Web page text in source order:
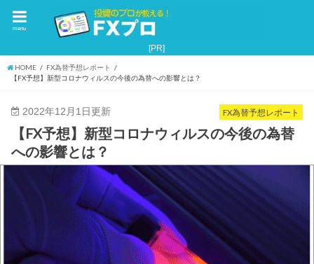
menu
HOME
FX為替予想レポート
【FX予想】新型コロナウィルスの今後の為替への影響とは？
FX為替予想レポート
2022年12月1日更新
【FX予想】新型コロナウィルスの今後の為替
への影響とは？